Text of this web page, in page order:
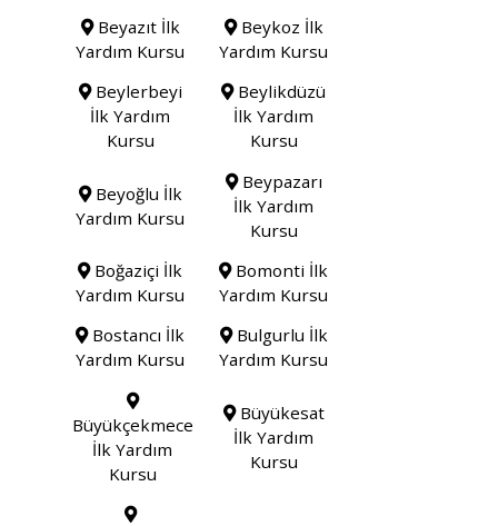
Beyazıt İlk
Yardım Kursu
Beykoz İlk
Yardım Kursu
Beylerbeyi
İlk Yardım
Kursu
Beylikdüzü
İlk Yardım
Kursu
Beyoğlu İlk
Yardım Kursu
Beypazarı
İlk Yardım
Kursu
Boğaziçi İlk
Yardım Kursu
Bomonti İlk
Yardım Kursu
Bostancı İlk
Yardım Kursu
Bulgurlu İlk
Yardım Kursu
Büyükçekmece
İlk Yardım
Kursu
Büyükesat
İlk Yardım
Kursu